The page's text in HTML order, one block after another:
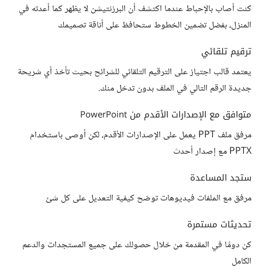
كنت أصاب بالإحباط عندما اكتشف أن البرزنتيشن لا يظهر كما أعدته في
المنزل، بفضل تضمين الخطوط ستحافظ على أناقة تصميمك
ترقيم تلقائي
يعتمد قالب اجتياز على الترقيم التلقائي للشرائح بحيث تأخذ أي شريحة
جديدة الرقم التالي في الملف بدون تدخل منك.
متوافق مع الإصدارات الأقدم من PowerPoint
مرفق ملف PPT يعمل على الإصدارات الأقدم، لكن أوصى باستخدام
PPTX مع إصدار أحدث
ستجد المساعدة
مرفق مع الملفات فيديوهات توضح كيفية التعديل على كل شئ
تحديثات مستمرة
كن دومًا في المقدمة من خلال حصولك على جميع المستجدات والدعم
الكامل